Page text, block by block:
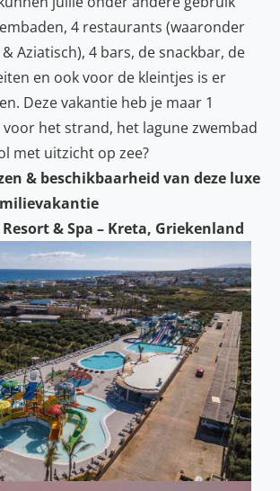
4 restaurants (waaronder
Aziatisch), 4 bars, de snackbar, de
en ook voor de kleintjes is er
Deze vakantie heb je maar 1
voor het strand, het lagune zwembad
met uitzicht op zee?
& beschikbaarheid van deze luxe
& Spa – Kreta, Griekenland